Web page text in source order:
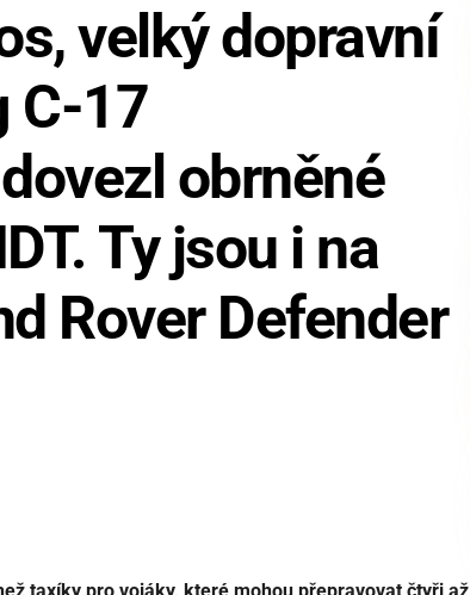
velký dopravní
C-17
obrněné
Ty jsou i na
Rover Defender